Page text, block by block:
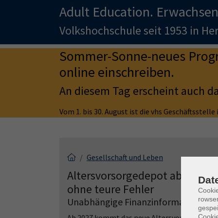
Adult Education.
Volkshochschule seit 1953 in
Sommer-Sonne-neues
online einschreiben.
An diesem Tag erscheint auch
Vom 1. bis 30. August ist die vhs
Gesellschaft und Leben
Altersvorsorgedepot ab 2027:
ohne teure Fehler
Unabhängige Finanzinformation